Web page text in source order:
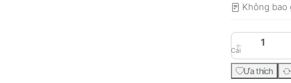
Không bao
Cái
Ưa thích